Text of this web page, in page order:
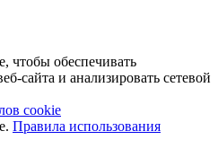
чтобы обеспечивать
сайта и анализировать сетевой
cookie
Правила использования